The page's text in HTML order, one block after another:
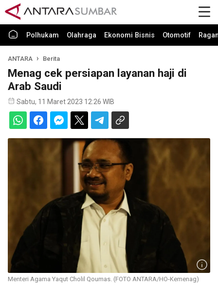
Polhukam Olahraga Ekonomi Bisnis Otomotif
ANTARA Berita
Menag cek persiapan layanan haji di
Arab Saudi
Sabtu, 11 Maret 2023 12:26 WIB
Menteri Agama Yaqut Cholil Qoumas. (FOTO ANTARA/HO-Kemenag)